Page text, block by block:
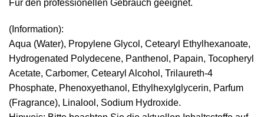
Für den professionellen Gebrauch geeignet.
(Information):
Aqua (Water), Propylene Glycol, Cetearyl Ethylhexanoate,
Hydrogenated Polydecene, Panthenol, Papain, Tocopheryl
Acetate, Carbomer, Cetearyl Alcohol, Trilaureth-4
Phosphate, Phenoxyethanol, Ethylhexylglycerin, Parfum
(Fragrance), Linalool, Sodium Hydroxide.